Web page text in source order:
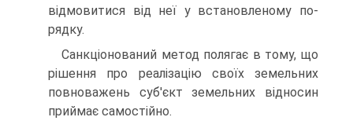
відмовитися від неї у встановленому по­
рядку.
Санкціонований метод полягає в тому, що
рішення про реаліза­цію своїх земельних
повноважень суб'єкт земельних відносин
приймає самостійно.